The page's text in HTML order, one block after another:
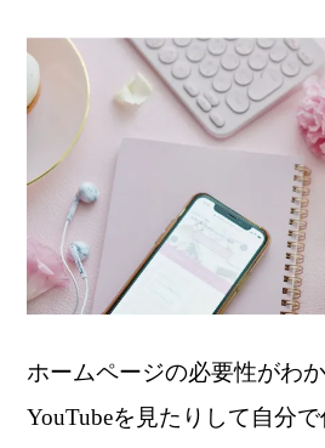
ホームページの必要性がわ
YouTubeを見たりして自分